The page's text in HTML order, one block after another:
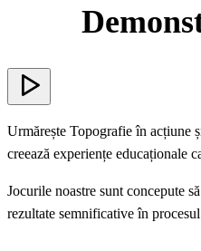
Urmărește Topografie în acțiune
creează experiențe educaționale
Jocurile noastre sunt concepute
rezultate semnificative în